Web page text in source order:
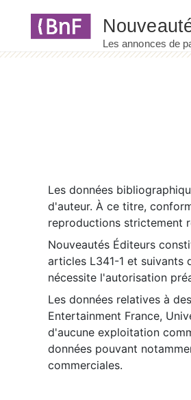
Les données
d'auteur. À ce titre,
reproductions strictement
Nouveautés Éditeurs
articles L341-1 et suivants
nécessite l'autorisation
Les données relatives à
Entertainment France,
d'aucune exploitation
données pouvant
commerciales.